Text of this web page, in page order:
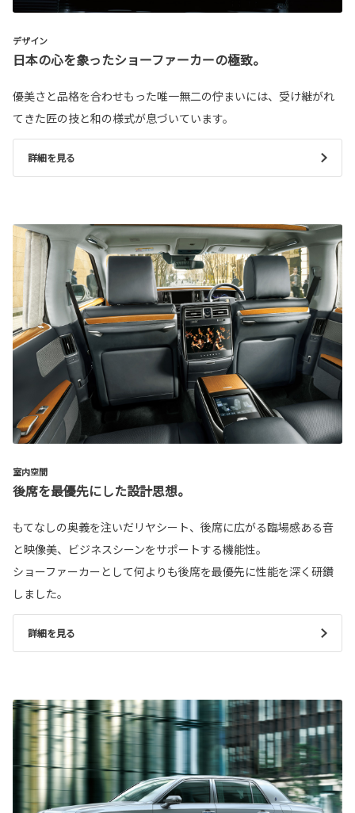
デザイン
日本の心を象ったショーファーカーの極致。
優美さと品格を合わせもった唯一無二の佇まいには、受け継がれ
てきた匠の技と和の様式が息づいています。
詳細を見る
室内空間
後席を最優先にした設計思想。
もてなしの奥義を注いだリヤシート、後席に広がる臨場感ある音
と映像美、ビジネスシーンをサポートする機能性。
ショーファーカーとして何よりも後席を最優先に性能を深く研鑽
しました。
詳細を見る